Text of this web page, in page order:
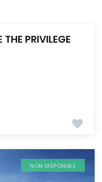
PRIVILEGE
NON DISPONIBLE